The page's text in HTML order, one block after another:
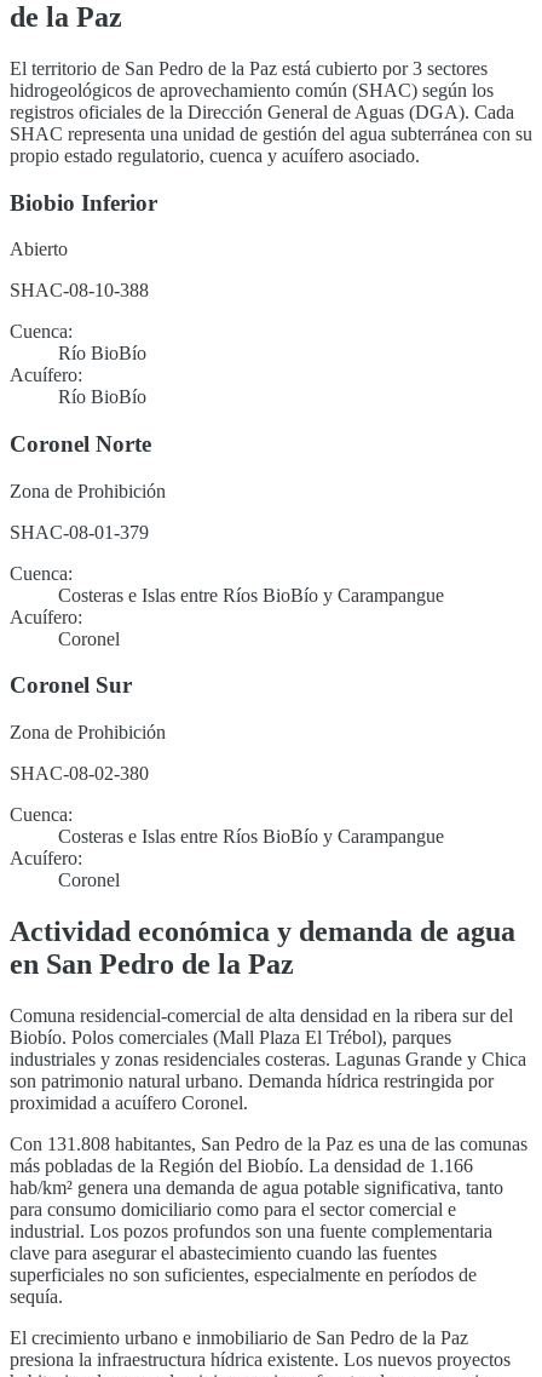
de la Paz
El territorio de San Pedro de la Paz está cubierto por 3 sectores
hidrogeológicos de aprovechamiento común (SHAC) según los
registros oficiales de la Dirección General de Aguas (DGA). Cada
SHAC representa una unidad de gestión del agua subterránea con su
propio estado regulatorio, cuenca y acuífero asociado.
Biobio Inferior
Abierto
SHAC-08-10-388
Cuenca:
Río BioBío
Acuífero:
Río BioBío
Coronel Norte
Zona de Prohibición
SHAC-08-01-379
Cuenca:
Costeras e Islas entre Ríos BioBío y Carampangue
Acuífero:
Coronel
Coronel Sur
Zona de Prohibición
SHAC-08-02-380
Cuenca:
Costeras e Islas entre Ríos BioBío y Carampangue
Acuífero:
Coronel
Actividad económica y demanda de agua
en San Pedro de la Paz
Comuna residencial-comercial de alta densidad en la ribera sur del
Biobío. Polos comerciales (Mall Plaza El Trébol), parques
industriales y zonas residenciales costeras. Lagunas Grande y Chica
son patrimonio natural urbano. Demanda hídrica restringida por
proximidad a acuífero Coronel.
Con 131.808 habitantes, San Pedro de la Paz es una de las comunas
más pobladas de la Región del Biobío. La densidad de 1.166
hab/km² genera una demanda de agua potable significativa, tanto
para consumo domiciliario como para el sector comercial e
industrial. Los pozos profundos son una fuente complementaria
clave para asegurar el abastecimiento cuando las fuentes
superficiales no son suficientes, especialmente en períodos de
sequía.
El crecimiento urbano e inmobiliario de San Pedro de la Paz
presiona la infraestructura hídrica existente. Los nuevos proyectos